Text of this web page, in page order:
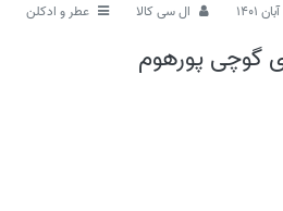
ال سی کالا عطر و ادکلن
گوچی پورهوم